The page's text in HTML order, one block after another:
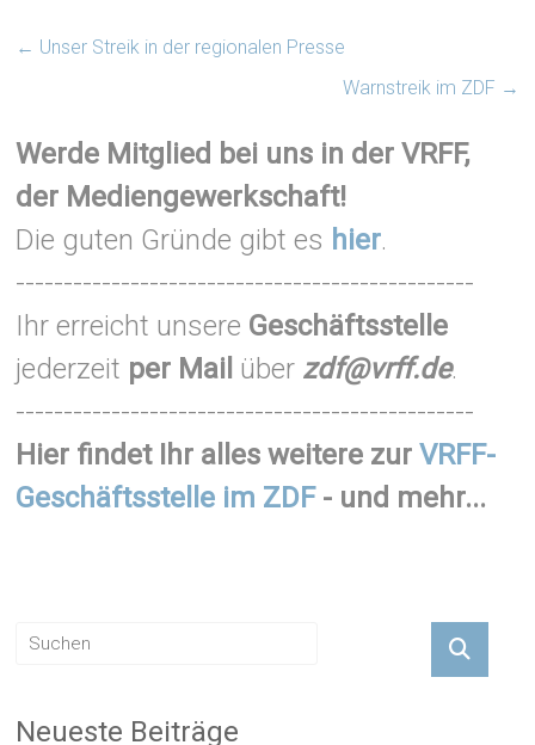
← Unser Streik in der regionalen Presse
Warnstreik im ZDF →
Werde Mitglied bei uns in der VRFF,
der Mediengewerkschaft!
Die guten Gründe gibt es hier.
------------------------------------------------
Ihr erreicht unsere Geschäftsstelle
jederzeit per Mail über zdf@vrff.de.
------------------------------------------------
Hier findet Ihr alles weitere zurVRFF-
Geschäftsstelle im ZDF- und mehr...
Neueste Beiträge